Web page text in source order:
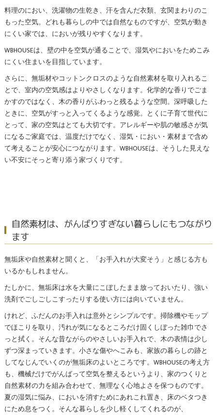
料理のにおい、洗濯物の生乾き、汗を含んだ衣類、玄関まわりのこ
もった空気。どれも暮らしの中では自然なものですが、空気が動き
にくい家では、においが残りやすくなります。
WBHOUSEは、壁の中を空気が通ることで、湿気やにおいをためこみ
にくい住まいを目指しています。
さらに、無垢材やコットンクロスのような自然素材を取り入れるこ
とで、室内の空気感はよりやさしくなります。化学的な香りでごま
かすのではなく、木の香りがふわっと残るような空間。深呼吸した
ときに、空気がすっと入ってくるような感覚。とくに子育て世代に
とって、家の空気はとても大切です。アレルギーや肌の敏感さが気
になるご家庭では、温度だけでなく、湿気・におい・素材まで含め
て考えることが安心につながります。WBHOUSEは、そうした見えな
い不安にそっと寄り添う家づくりです。
自然素材は、がんばりすぎない暮らしにもつながり
ます
無垢床や自然素材と聞くと、「お手入れが大変そう」と感じる方も
いるかもしれません。
たしかに、無垢床は水を大量にこぼしたまま放っておいたり、強い
洗剤でごしごしこすったりする使い方には向いていません。
けれど、ふだんのお手入れは意外とシンプルです。掃除機やモップ
でほこりを取り、汚れが気になるところだけ固くしぼった雑巾でさ
っと拭く。そんな昔ながらのやさしいお手入れで、木の表情は少し
ずつ深まっていきます。小さな傷やへこみも、家族の暮らしの跡と
してなじんでいくのが無垢床のよいところです。WBHOUSEの考え方
も、機械だけでがんばって空気を整えるというより、家のつくりと
自然素材の力を組み合わせて、無理なく心地よさを保つものです。
夏の湿気に悩み、においを消すためにあれこれ置き、床のベタつき
にため息をつく。そんな暮らしを少し軽くしてくれるのが、